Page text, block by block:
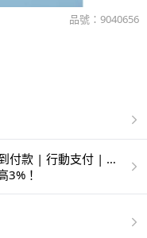
品號： 9040656
付款 | 行動支付 | 超
3%！